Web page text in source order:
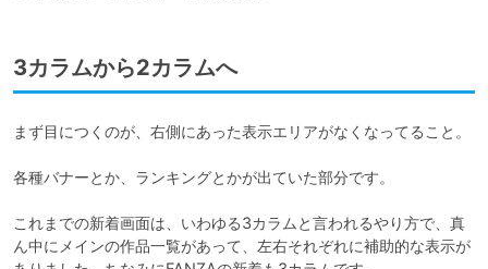
3カラムから2カラムへ
まず目につくのが、右側にあった表示エリアがなくなってること。
各種バナーとか、ランキングとかが出ていた部分です。
これまでの新着画面は、いわゆる3カラムと言われるやり方で、真
ん中にメインの作品一覧があって、左右それぞれに補助的な表示が